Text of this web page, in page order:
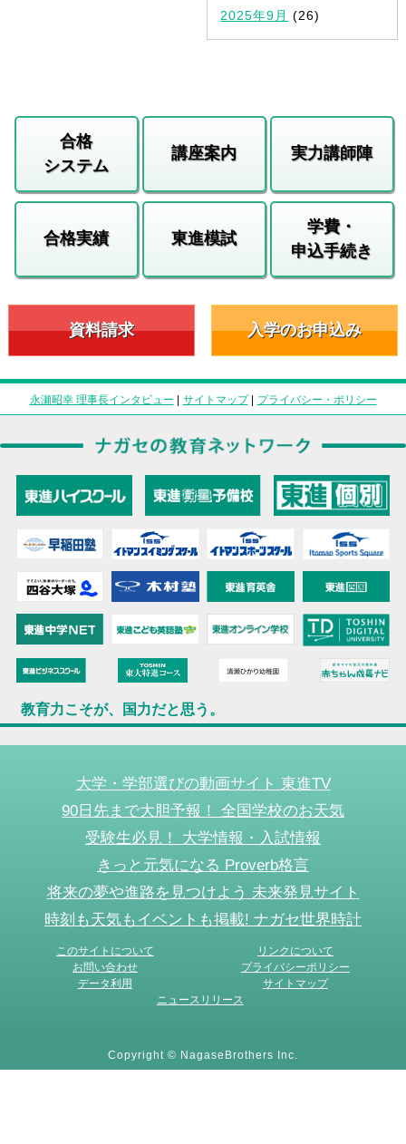
2025年9月 (26)
合格
システム
講座案内 実力講師陣
合格実績 東進模試
学費・
申込手続き
資料請求 入学のお申込み
永瀬昭幸 理事長インタビュー | サイトマップ| プライバシー・ポリシー
教育力こそが、国力だと思う。
大学・学部選びの動画サイト 東進TV
90日先まで大胆予報！ 全国学校のお天気
受験生必見！ 大学情報・入試情報
きっと元気になる Proverb格言
将来の夢や進路を見つけよう 未来発見サイト
時刻も天気もイベントも掲載! ナガセ世界時計
このサイトについて
リンクについて
お問い合わせ
プライバシーポリシー
データ利用
サイトマップ
ニュースリリース
Copyright © NagaseBrothers Inc.